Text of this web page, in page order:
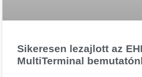
Sikeresen lezajlott az
MultiTerminal